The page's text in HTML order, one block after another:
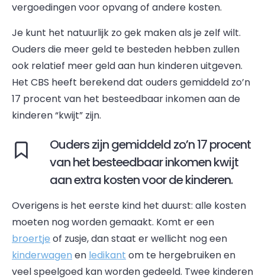
vergoedingen voor opvang of andere kosten.
Je kunt het natuurlijk zo gek maken als je zelf wilt.
Ouders die meer geld te besteden hebben zullen
ook relatief meer geld aan hun kinderen uitgeven.
Het CBS heeft berekend dat ouders gemiddeld zo’n
17 procent van het besteedbaar inkomen aan de
kinderen “kwijt” zijn.
Ouders zijn gemiddeld zo’n 17 procent
van het besteedbaar inkomen kwijt
aan extra kosten voor de kinderen.
Overigens is het eerste kind het duurst: alle kosten
moeten nog worden gemaakt. Komt er een
broertje of zusje, dan staat er wellicht nog een
kinderwagen en ledikant om te hergebruiken en
veel speelgoed kan worden gedeeld. Twee kinderen